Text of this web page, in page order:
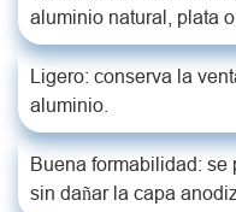
aluminio natural, plata
Ligero: conserva la
aluminio.
Buena formabilidad: se
sin dañar la capa